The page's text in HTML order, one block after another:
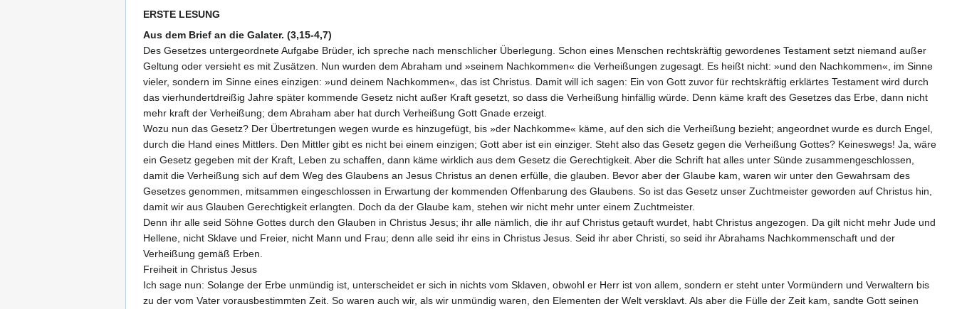
ERSTE LESUNG
Aus dem Brief an die Galater. (3,15-4,7)
Des Gesetzes untergeordnete Aufgabe Brüder, ich spreche nach menschlicher Überlegung. Schon eines Menschen rechtskräftig gewordenes Testament setzt niemand außer
Geltung oder versieht es mit Zusätzen. Nun wurden dem Abraham und »seinem Nachkommen« die Verheißungen zugesagt. Es heißt nicht: »und den Nachkommen«, im Sinne
vieler, sondern im Sinne eines einzigen: »und deinem Nachkommen«, das ist Christus. Damit will ich sagen: Ein von Gott zuvor für rechtskräftig erklärtes Testament wird durch
das vierhundertdreißig Jahre später kommende Gesetz nicht außer Kraft gesetzt, so dass die Verheißung hinfällig würde. Denn käme kraft des Gesetzes das Erbe, dann nicht
mehr kraft der Verheißung; dem Abraham aber hat durch Verheißung Gott Gnade erzeigt.
Wozu nun das Gesetz? Der Übertretungen wegen wurde es hinzugefügt, bis »der Nachkomme« käme, auf den sich die Verheißung bezieht; angeordnet wurde es durch Engel,
durch die Hand eines Mittlers. Den Mittler gibt es nicht bei einem einzigen; Gott aber ist ein einziger. Steht also das Gesetz gegen die Verheißung Gottes? Keineswegs! Ja, wäre
ein Gesetz gegeben mit der Kraft, Leben zu schaffen, dann käme wirklich aus dem Gesetz die Gerechtigkeit. Aber die Schrift hat alles unter Sünde zusammengeschlossen,
damit die Verheißung sich auf dem Weg des Glaubens an Jesus Christus an denen erfülle, die glauben. Bevor aber der Glaube kam, waren wir unter den Gewahrsam des
Gesetzes genommen, mitsammen eingeschlossen in Erwartung der kommenden Offenbarung des Glaubens. So ist das Gesetz unser Zuchtmeister geworden auf Christus hin,
damit wir aus Glauben Gerechtigkeit erlangten. Doch da der Glaube kam, stehen wir nicht mehr unter einem Zuchtmeister.
Denn ihr alle seid Söhne Gottes durch den Glauben in Christus Jesus; ihr alle nämlich, die ihr auf Christus getauft wurdet, habt Christus angezogen. Da gilt nicht mehr Jude und
Hellene, nicht Sklave und Freier, nicht Mann und Frau; denn alle seid ihr eins in Christus Jesus. Seid ihr aber Christi, so seid ihr Abrahams Nachkommenschaft und der
Verheißung gemäß Erben.
Freiheit in Christus Jesus
Ich sage nun: Solange der Erbe unmündig ist, unterscheidet er sich in nichts vom Sklaven, obwohl er Herr ist von allem, sondern er steht unter Vormündern und Verwaltern bis
zu der vom Vater vorausbestimmten Zeit. So waren auch wir, als wir unmündig waren, den Elementen der Welt versklavt. Als aber die Fülle der Zeit kam, sandte Gott seinen